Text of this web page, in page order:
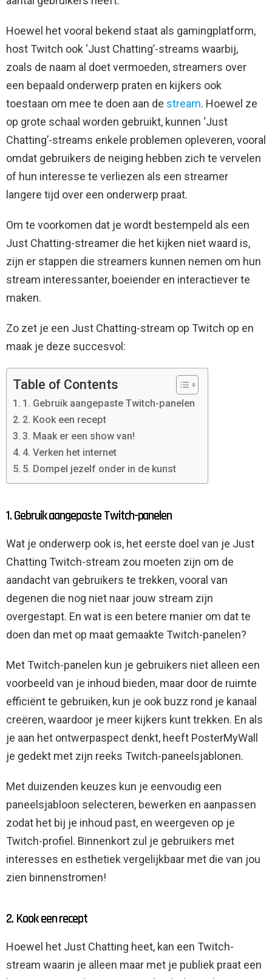
Hoewel het vooral bekend staat als gamingplatform,
host Twitch ook ‘Just Chatting’-streams waarbij,
zoals de naam al doet vermoeden, streamers over
een bepaald onderwerp praten en kijkers ook
toestaan ​​om mee te doen aan de stream. Hoewel ze
op grote schaal worden gebruikt, kunnen ‘Just
Chatting’-streams enkele problemen opleveren, vooral
omdat gebruikers de neiging hebben zich te vervelen
of hun interesse te verliezen als een streamer
langere tijd over een onderwerp praat.
Om te voorkomen dat je wordt bestempeld als een
Just Chatting-streamer die het kijken niet waard is,
zijn er stappen die streamers kunnen nemen om hun
stream interessanter, boeiender en interactiever te
maken.
Zo zet je een Just Chatting-stream op Twitch op en
maak je deze succesvol:
Table of Contents
1. Gebruik aangepaste Twitch-panelen
2. Kook een recept
3. Maak er een show van!
4. Verken het internet
5. Dompel jezelf onder in de kunst
1. Gebruik aangepaste Twitch-panelen
Wat je onderwerp ook is, het eerste doel van je Just
Chatting Twitch-stream zou moeten zijn om de
aandacht van gebruikers te trekken, vooral van
degenen die nog niet naar jouw stream zijn
overgestapt. En wat is een betere manier om dat te
doen dan met op maat gemaakte Twitch-panelen?
Met Twitch-panelen kun je gebruikers niet alleen een
voorbeeld van je inhoud bieden, maar door de ruimte
efficiënt te gebruiken, kun je ook buzz rond je kanaal
creëren, waardoor je meer kijkers kunt trekken. En als
je aan het ontwerpaspect denkt, heeft PosterMyWall
je gedekt met zijn reeks Twitch-paneelsjablonen.
Met duizenden keuzes kun je eenvoudig een
paneelsjabloon selecteren, bewerken en aanpassen
zodat het bij je inhoud past, en weergeven op je
Twitch-profiel. Binnenkort zul je gebruikers met
interesses en esthetiek vergelijkbaar met die van jou
zien binnenstromen!
2. Kook een recept
Hoewel het Just Chatting heet, kan een Twitch-
stream waarin je alleen maar met je publiek praat een